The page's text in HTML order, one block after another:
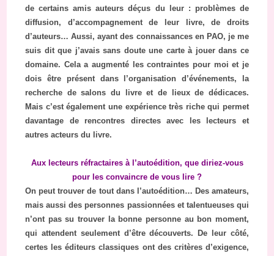
de certains amis auteurs déçus du leur : problèmes de
diffusion, d’accompagnement de leur livre, de droits
d’auteurs… Aussi, ayant des connaissances en PAO, je me
suis dit que j’avais sans doute une carte à jouer dans ce
domaine. Cela a augmenté les contraintes pour moi et je
dois être présent dans l’organisation d’événements, la
recherche de salons du livre et de lieux de dédicaces.
Mais c’est également une expérience très riche qui permet
davantage de rencontres directes avec les lecteurs et
autres acteurs du livre.
Aux lecteurs réfractaires à l’autoédition, que diriez-vous
pour les convaincre de vous lire ?
On peut trouver de tout dans l’autoédition… Des amateurs,
mais aussi des personnes passionnées et talentueuses qui
n’ont pas su trouver la bonne personne au bon moment,
qui attendent seulement d’être découverts. De leur côté,
certes les éditeurs classiques ont des critères d’exigence,